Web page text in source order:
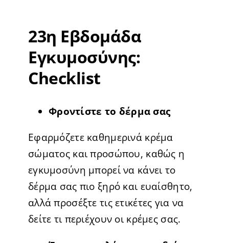
23η Εβδομάδα
Εγκυμοσύνης:
Checklist
Φροντίστε το δέρμα σας
Εφαρμόζετε καθημερινά κρέμα
σώματος και προσώπου, καθώς η
εγκυμοσύνη μπορεί να κάνει το
δέρμα σας πιο ξηρό και ευαίσθητο,
αλλά προσέξτε τις ετικέτες για να
δείτε τι περιέχουν οι κρέμες σας.